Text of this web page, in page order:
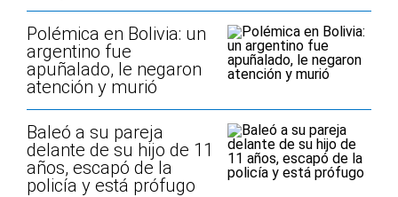
Polémica en Bolivia: un
argentino fue
apuñalado, le negaron
atención y murió
Baleó a su pareja
delante de su hijo de 11
años, escapó de la
policía y está prófugo